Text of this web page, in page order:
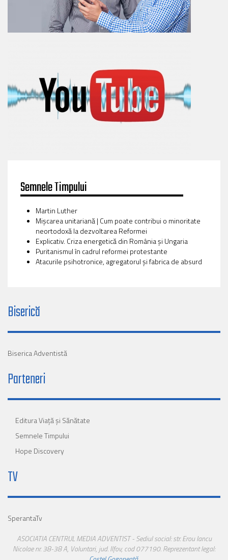
Semnele Timpului
Martin Luther
Mișcarea unitariană | Cum poate contribui o minoritate
neortodoxă la dezvoltarea Reformei
Explicativ. Criza energetică din România și Ungaria
Puritanismul în cadrul reformei protestante
Atacurile psihotronice, agregatorul și fabrica de absurd
Biserică
Biserica Adventistă
Parteneri
Editura Viaţă şi Sănătate
Semnele Timpului
Hope Discovery
TV
SperantaTv
ASOCIATIA CENTRUL MEDIA ADVENTIST - Sediul social: str. Erou Iancu
Nicolae nr. 38-38 A, Voluntari, jud. Ilfov, cod 077190. Reprezentant legal: